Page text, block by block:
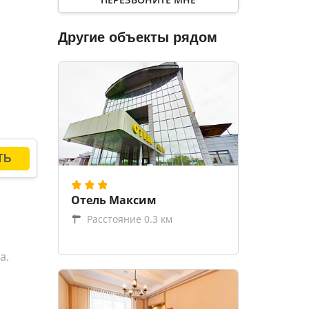
Другие объекты рядом
Отель Максим
Расстояние 0.3 км